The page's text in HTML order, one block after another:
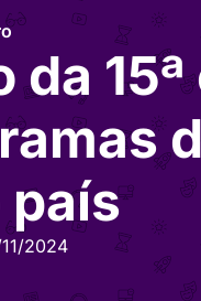
país
2024